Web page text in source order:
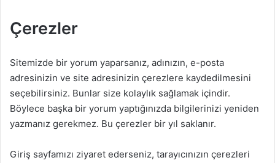
Çerezler
Sitemizde bir yorum yaparsanız, adınızın, e-posta
adresinizin ve site adresinizin çerezlere kaydedilmesini
seçebilirsiniz. Bunlar size kolaylık sağlamak içindir.
Böylece başka bir yorum yaptığınızda bilgilerinizi yeniden
yazmanız gerekmez. Bu çerezler bir yıl saklanır.
Giriş sayfamızı ziyaret ederseniz, tarayıcınızın çerezleri